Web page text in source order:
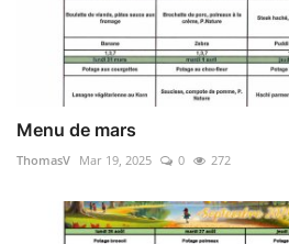
Menu de mars
ThomasV Mar 19, 2025 0 272